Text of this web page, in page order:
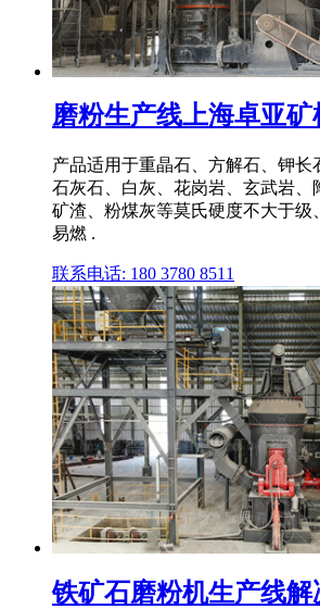
磨粉生产线上海卓亚矿
产品适用于重晶石、方解石、钾长
石灰石、白灰、花岗岩、玄武岩、
矿渣、粉煤灰等莫氏硬度不大于级
易燃 .
联系电话: 180 3780 8511
铁矿石磨粉机生产线解